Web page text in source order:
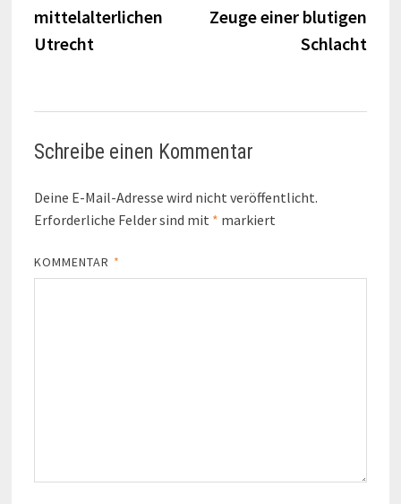
mittelalterlichen
Utrecht
Zeuge einer blutigen
Schlacht
Schreibe einen Kommentar
Deine E-Mail-Adresse wird nicht veröffentlicht.
Erforderliche Felder sind mit * markiert
KOMMENTAR *